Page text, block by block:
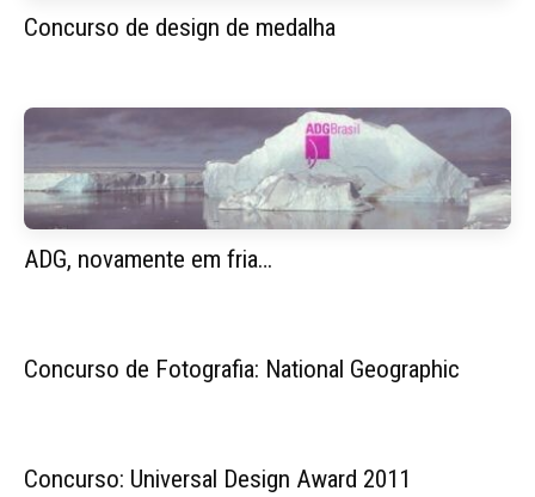
Concurso de design de medalha
ADG, novamente em fria…
Concurso de Fotografia: National Geographic
Concurso: Universal Design Award 2011